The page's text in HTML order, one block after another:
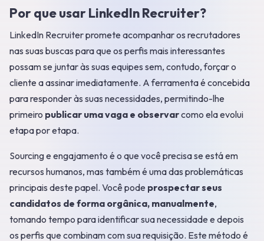
Por que usar LinkedIn Recruiter?
LinkedIn Recruiter promete acompanhar os recrutadores
nas suas buscas para que os perfis mais interessantes
possam se juntar às suas equipes sem, contudo, forçar o
cliente a assinar imediatamente. A ferramenta é concebida
para responder às suas necessidades, permitindo-lhe
primeiro publicar uma vaga e observarcomo ela evolui
etapa por etapa.
Sourcing e engajamento é o que você precisa se está em
recursos humanos, mas também é uma das problemáticas
principais deste papel. Você pode prospectar seus
candidatos de forma orgânica, manualmente,
tomando tempo para identificar sua necessidade e depois
os perfis que combinam com sua requisição. Este método é